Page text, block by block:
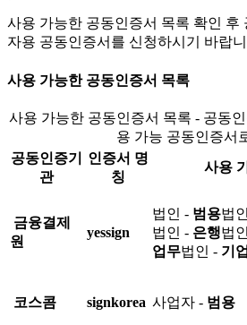
사용 가능한 공동인증서 목록 확인 후
자용 공동인증서를 신청하시기 바랍
사용 가능한 공동인증서 목록
사용 가능한 공동인증서 목록 - 공동
용 가능 공동인증서
공동인증기
관
인증서 명
칭
사용
금융결제
원
yessign
법인 - 범용법
법인 - 은행법
업무법인 - 기
코스콤 signkorea 사업자 - 범용